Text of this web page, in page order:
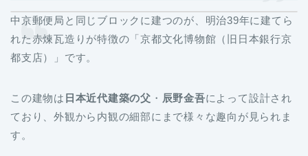
中京郵便局と同じブロックに建つのが、明治39年に建てら
れた赤煉瓦造りが特徴の「京都文化博物館（旧日本銀行京
都支店）」です。
この建物は 日本近代建築の父 ・ 辰野金吾によって設計され
ており、外観から内観の細部にまで様々な趣向が見られま
す。